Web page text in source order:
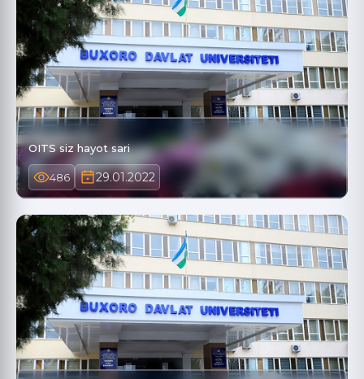
OITS siz hayot sari
486 29.01.2022